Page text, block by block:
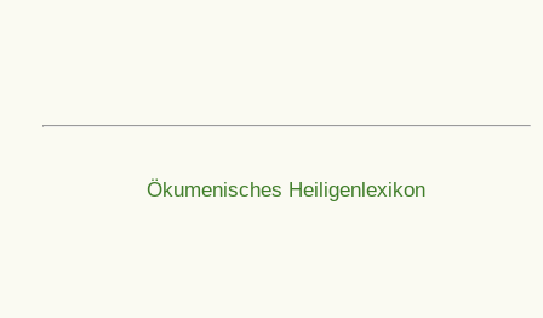
Ökumenisches Heiligenlexikon